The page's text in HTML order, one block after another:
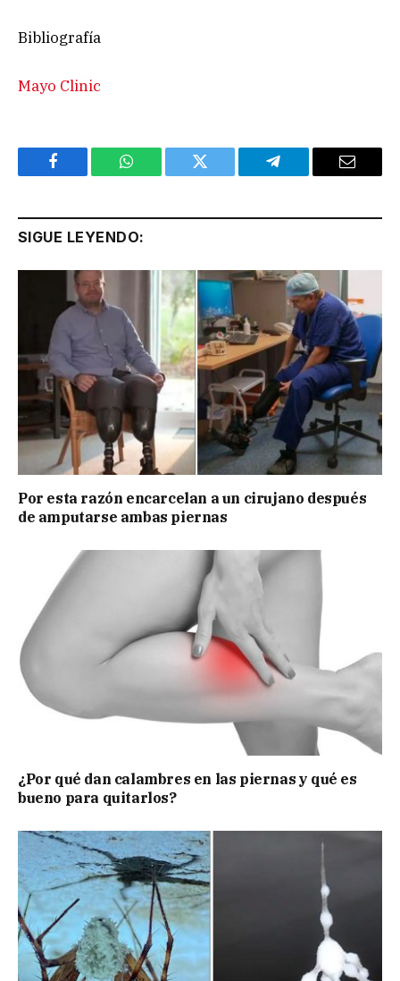
Bibliografía
Mayo Clinic
Facebook WhatsApp Twitter Telegram Email
SIGUE LEYENDO:
Por esta razón encarcelan a un cirujano después
de amputarse ambas piernas
¿Por qué dan calambres en las piernas y qué es
bueno para quitarlos?